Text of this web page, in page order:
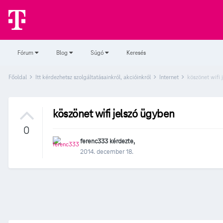
Fórum Blog Súgó Keresés
Főoldal Itt kérdezhetsz szolgáltatásainkról, akcióinkról Internet köszönet wifi
0
köszönet wifi jelszó ügyben
ferenc333 kérdezte,
2014. december 18.